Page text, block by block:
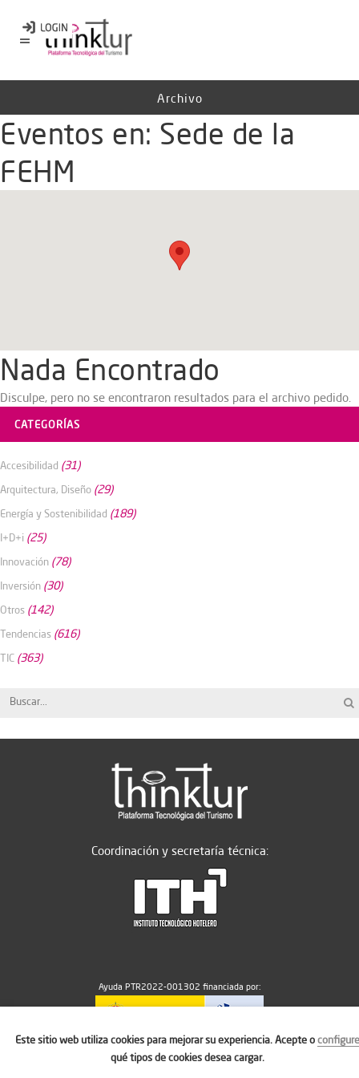
Archivo
Eventos en: Sede de la
FEHM
Nada Encontrado
Disculpe, pero no se encontraron resultados para el archivo pedido.
CATEGORÍAS
Accesibilidad (31)
Arquitectura, Diseño (29)
Energía y Sostenibilidad (189)
I+D+i (25)
Innovación (78)
Inversión (30)
Otros (142)
Tendencias (616)
TIC (363)
Coordinación y secretaría técnica:
Ayuda PTR2022-001302 financiada por:
MICIU/AEI/10.13039/501100011033
Este sitio web utiliza cookies para mejorar su experiencia. Acepte oconfigure
qué tipos de cookies desea cargar.